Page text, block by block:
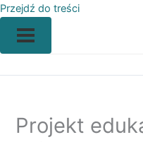
Przejdź do treści
Projekt